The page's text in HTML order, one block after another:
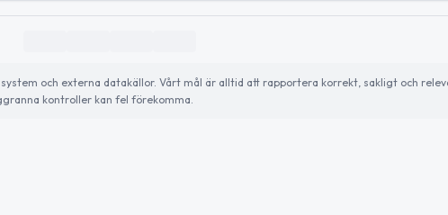
och externa datakällor. Vårt mål är alltid att rapportera korrekt, sakligt och
kontroller kan fel förekomma.